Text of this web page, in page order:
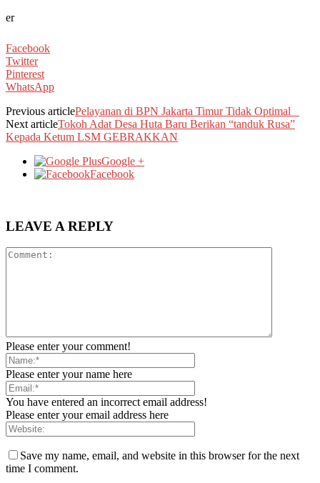
er
Facebook
Twitter
Pinterest
WhatsApp
Previous articlePelayanan di BPN Jakarta Timur Tidak Optimal
Next articleTokoh Adat Desa Huta Baru Berikan “tanduk Rusa”
Kepada Ketum LSM GEBRAKKAN
Google +
Facebook
LEAVE A REPLY
Please enter your comment!
Please enter your name here
You have entered an incorrect email address!
Please enter your email address here
Save my name, email, and website in this browser for the next
time I comment.